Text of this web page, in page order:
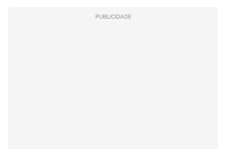
PUBLICIDADE